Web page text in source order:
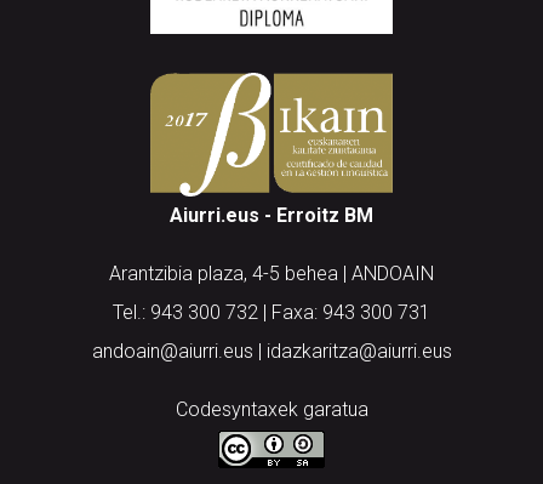
Aiurri.eus - Erroitz BM
Arantzibia plaza, 4-5 behea | ANDOAIN
Tel.: 943 300 732 | Faxa: 943 300 731
andoain@aiurri.eus | idazkaritza@aiurri.eus
Codesyntaxek garatua